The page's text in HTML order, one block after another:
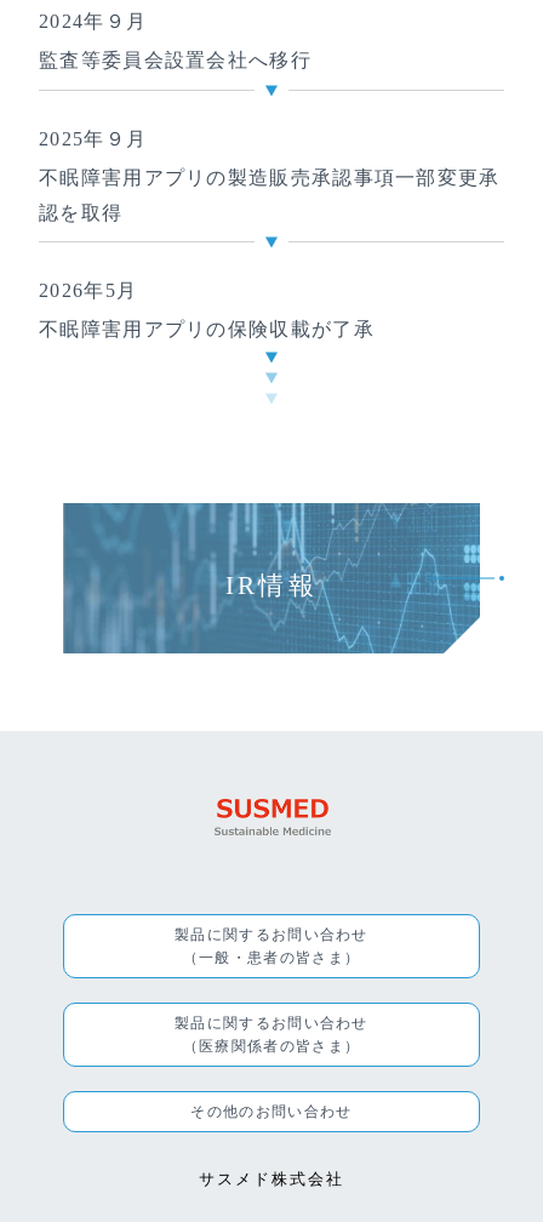
2024年９月
監査等委員会設置会社へ移行
2025年９月
不眠障害用アプリの製造販売承認事項一部変更承
認を取得
2026年5月
不眠障害用アプリの保険収載が了承
IR情報
製品に関するお問い合わせ
（一般・患者の皆さま）
製品に関するお問い合わせ
（医療関係者の皆さま）
その他のお問い合わせ
サスメド株式会社